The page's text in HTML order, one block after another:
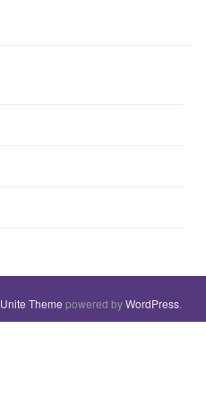
Unite Theme powered byWordPress.